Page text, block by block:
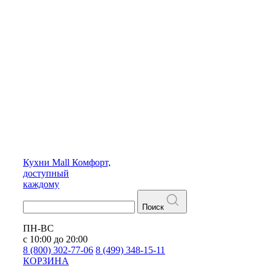
Кухни Mall Комфорт,
доступный
каждому
Поиск
ПН-ВС
с 10:00 до 20:00
8 (800) 302-77-06 8 (499) 348-15-11
КОРЗИНА